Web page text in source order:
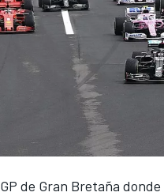
GP de Gran Bretaña donde